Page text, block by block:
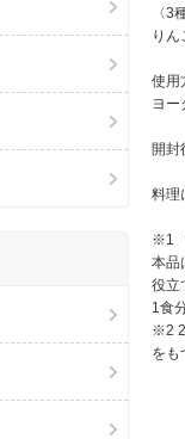
〈3
りん
使用
ヨー
開封
料理
※1
本品
役立
1食
※2
をも